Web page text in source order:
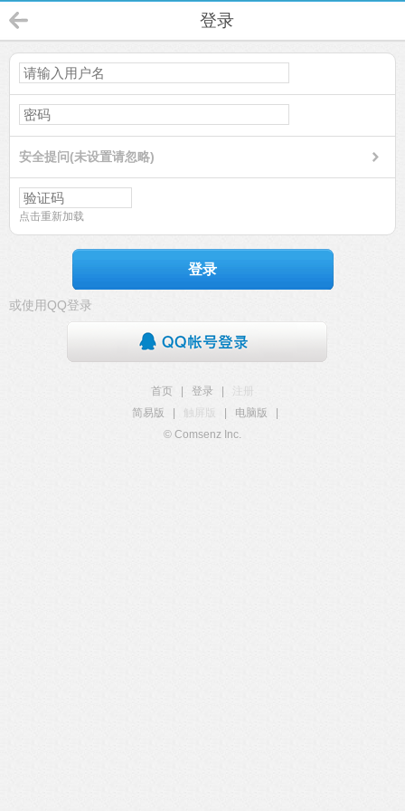
登录
安全提问(未设置请忽略)
点击重新加载
登录
或使用QQ登录
首页 登录
注册
简易版
触屏版 电脑版
© Comsenz Inc.